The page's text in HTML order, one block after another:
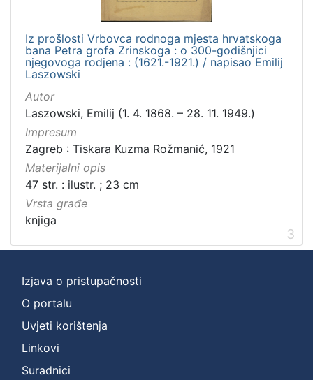
Iz prošlosti Vrbovca rodnoga mjesta hrvatskoga
bana Petra grofa Zrinskoga : o 300-godišnjici
njegovoga rodjena : (1621.-1921.) / napisao Emilij
Laszowski
Autor
Laszowski, Emilij (1. 4. 1868. – 28. 11. 1949.)
Impresum
Zagreb : Tiskara Kuzma Rožmanić, 1921
Materijalni opis
47 str. : ilustr. ; 23 cm
Vrsta građe
knjiga
3
Izjava o pristupačnosti
O portalu
Uvjeti korištenja
Linkovi
Suradnici